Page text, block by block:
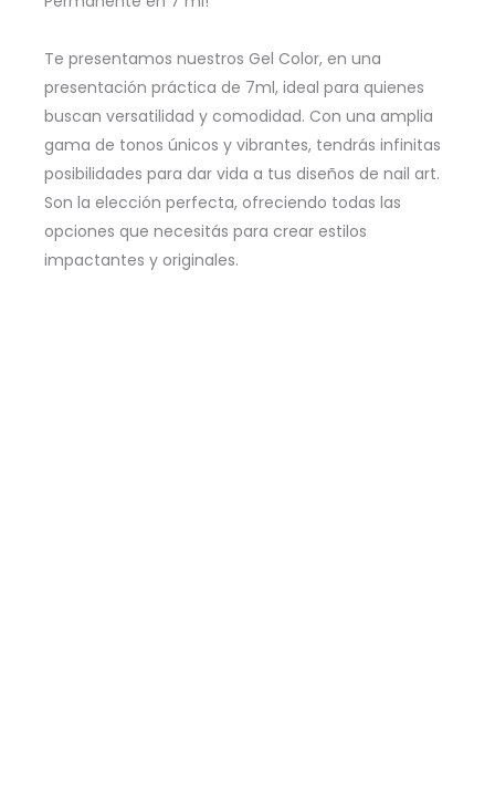
Te presentamos nuestros Gel Color, en una
presentación práctica de 7ml, ideal para quienes
buscan versatilidad y comodidad. Con una amplia
gama de tonos únicos y vibrantes, tendrás infinitas
posibilidades para dar vida a tus diseños de nail art.
Son la elección perfecta, ofreciendo todas las
opciones que necesitás para crear estilos
impactantes y originales.